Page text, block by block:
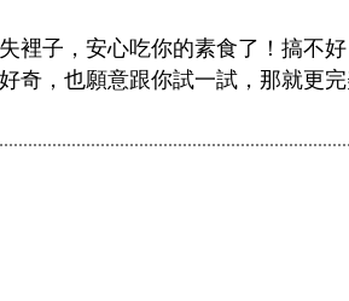
裡子，安心吃你的素食了！搞不
奇，也願意跟你試一試，那就更完